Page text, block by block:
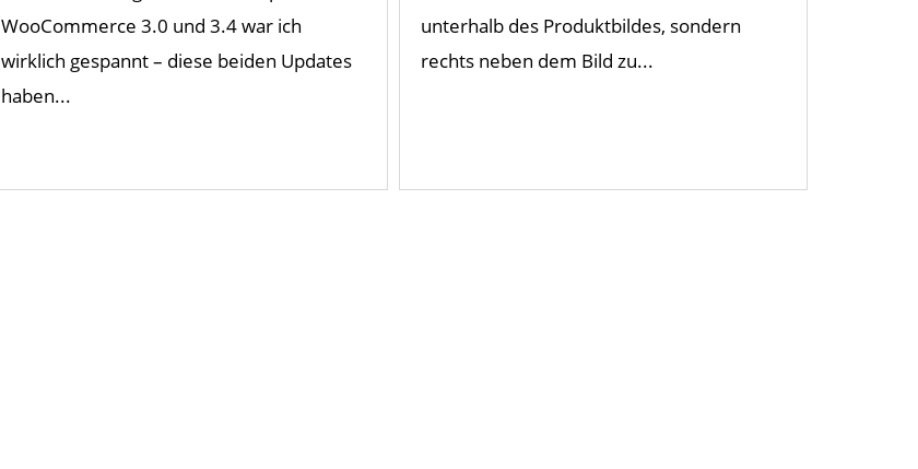
WooCommerce 3.0 und 3.4 war ich
wirklich gespannt – diese beiden Updates
haben...
unterhalb des Produktbildes, sondern
rechts neben dem Bild zu...